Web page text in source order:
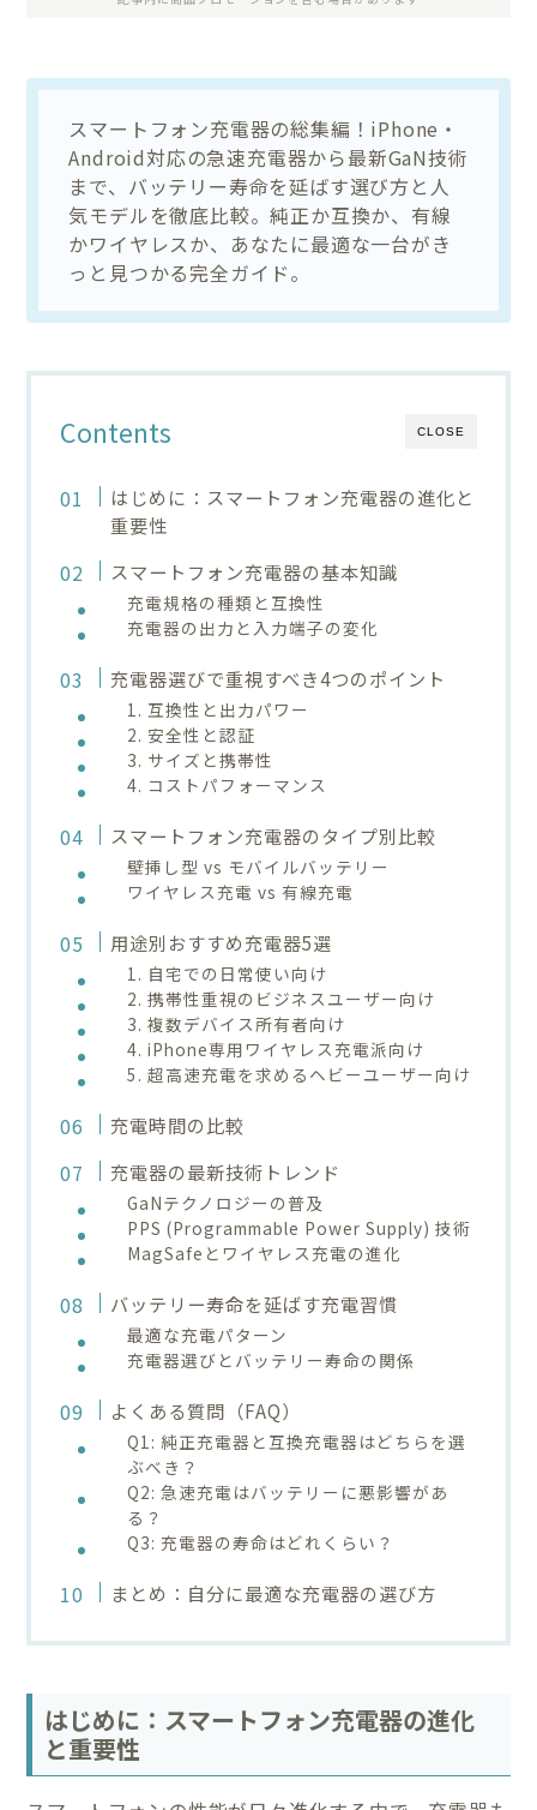
スマートフォン充電器の総集編！iPhone・
Android対応の急速充電器から最新GaN技術
まで、バッテリー寿命を延ばす選び方と人
気モデルを徹底比較。純正か互換か、有線
かワイヤレスか、あなたに最適な一台がき
っと見つかる完全ガイド。
CLOSE
Contents
はじめに：スマートフォン充電器の進化と
重要性
スマートフォン充電器の基本知識
充電規格の種類と互換性
充電器の出力と入力端子の変化
充電器選びで重視すべき4つのポイント
1. 互換性と出力パワー
2. 安全性と認証
3. サイズと携帯性
4. コストパフォーマンス
スマートフォン充電器のタイプ別比較
壁挿し型 vs モバイルバッテリー
ワイヤレス充電 vs 有線充電
用途別おすすめ充電器5選
1. 自宅での日常使い向け
2. 携帯性重視のビジネスユーザー向け
3. 複数デバイス所有者向け
4. iPhone専用ワイヤレス充電派向け
5. 超高速充電を求めるヘビーユーザー向け
充電時間の比較
充電器の最新技術トレンド
GaNテクノロジーの普及
PPS (Programmable Power Supply) 技術
MagSafeとワイヤレス充電の進化
バッテリー寿命を延ばす充電習慣
最適な充電パターン
充電器選びとバッテリー寿命の関係
よくある質問（FAQ）
Q1: 純正充電器と互換充電器はどちらを選
ぶべき？
Q2: 急速充電はバッテリーに悪影響があ
る？
Q3: 充電器の寿命はどれくらい？
まとめ：自分に最適な充電器の選び方
はじめに：スマートフォン充電器の進化
と重要性